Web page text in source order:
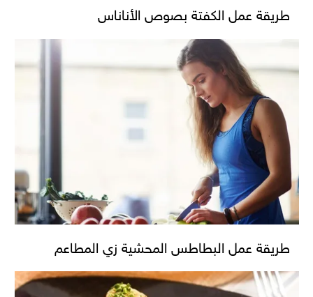
طريقة عمل الكفتة بصوص الأناناس
طريقة عمل البطاطس المحشية زي المطاعم